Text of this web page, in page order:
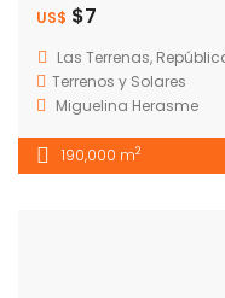
US$ $7
Las Terrenas,
Terrenos y Solares
Miguelina Herasme
190,000 m2